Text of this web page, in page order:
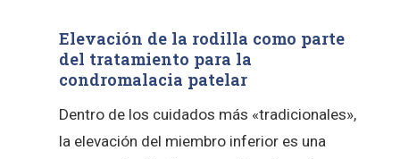
Elevación de la rodilla como parte
del tratamiento para la
condromalacia patelar
Dentro de los cuidados más «tradicionales»,
la elevación del miembro inferior es una